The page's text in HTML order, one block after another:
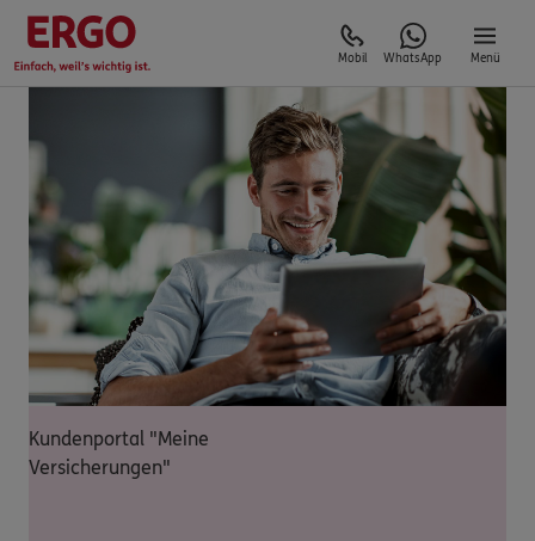
Mobil WhatsApp Menü
Kundenportal "Meine
Versicherungen"